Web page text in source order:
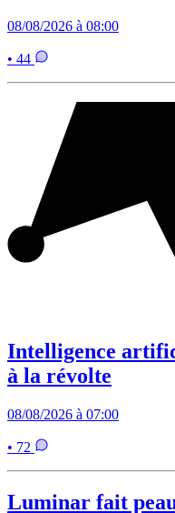
08/08/2026 à 08:00
• 44
Intelligence
à la révolte
08/08/2026 à 07:00
• 72
Luminar fait